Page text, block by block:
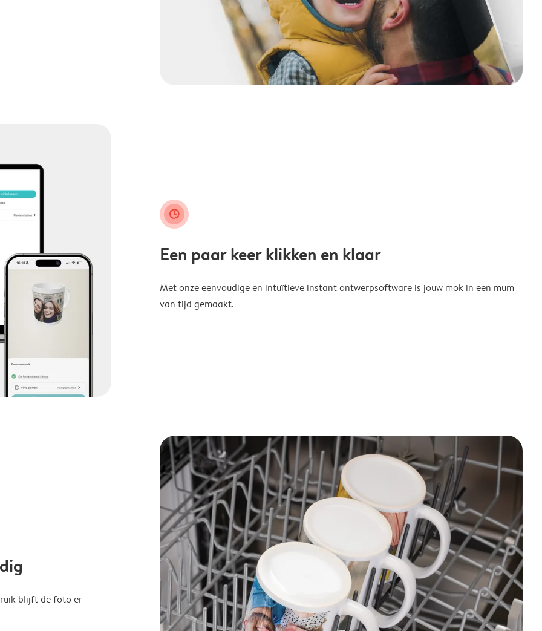
clock_check
Een paar keer klikken en klaar
Met onze eenvoudige en intuïtieve instant ontwerpsoftware is jouw mok in een mum
van tijd gemaakt.
blijft de foto er